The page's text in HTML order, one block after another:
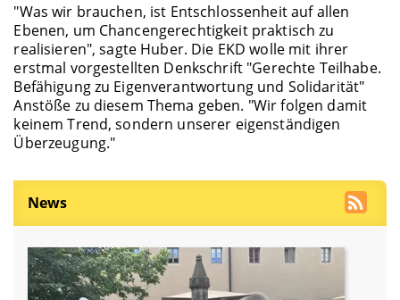
"Was wir brauchen, ist Entschlossenheit auf allen
Ebenen, um Chancengerechtigkeit praktisch zu
realisieren", sagte Huber. Die EKD wolle mit ihrer
erstmal vorgestellten Denkschrift "Gerechte Teilhabe.
Befähigung zu Eigenverantwortung und Solidarität"
Anstöße zu diesem Thema geben. "Wir folgen damit
keinem Trend, sondern unserer eigenständigen
Überzeugung."
News